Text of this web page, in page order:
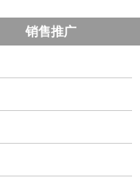
销售推广